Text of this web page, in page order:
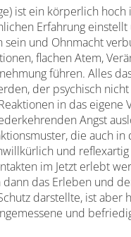
ist ein körperlich
Erfahrung
sein und Ohnmacht
flachen Atem,
führen. Alles
der psychisch
in das eigene
Angst
die auch
und
im Jetzt erlebt
das Erleben und
darstellte, ist aber
und